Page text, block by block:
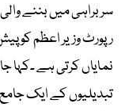
رپورٹ وزیر اعظم کو
نمایاں کرتی ہے ۔کہا
تبدیلیوں کے ایک